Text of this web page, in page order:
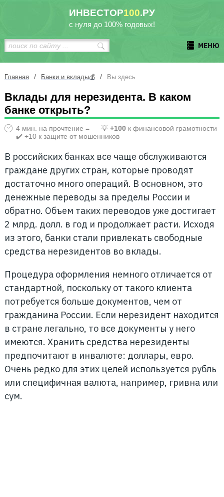
ИНВЕСТОР100.РУ
с нуля до 100% годовых!
МЕНЮ
Главная / Банки и вклады💰 / Вы здесь
Вклады для нерезидента. В каком
банке открыть?
4 мин. на прочтение = 💡 +100к финансовой грамотности
✔️ +10 к защите от мошенников
В российских банках все чаще обслуживаются
граждане других стран, которые проводят
достаточно много операций. В основном, это
денежные переводы за пределы России и
обратно. Объем таких переводов уже достигает
2 млрд. долл. в год и продолжает расти. Исходя
из этого, банки стали привлекать свободные
средства нерезидентов во вклады.
Процедура оформления немного отличается от
стандартной, поскольку от такого клиента
потребуется больше документов, чем от
гражданина России. Если нерезидент находится
в стране легально, то все документы у него
имеются. Хранить средства нерезиденты
предпочитают в инвалюте: доллары, евро.
Очень редко для этих целей используется рубль
или специфичная валюта, например, гривна или
сум.